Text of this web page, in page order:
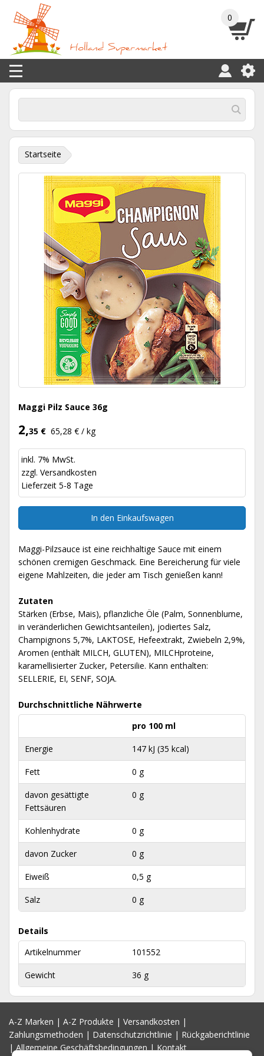
0
Startseite
Maggi Pilz Sauce 36g
2,35 € 65,28 € / kg
inkl. 7% MwSt.
zzgl. Versandkosten
Lieferzeit 5-8 Tage
In den Einkaufswagen
Maggi-Pilzsauce ist eine reichhaltige Sauce mit einem
schönen cremigen Geschmack. Eine Bereicherung für viele
eigene Mahlzeiten, die jeder am Tisch genießen kann!
Zutaten
Stärken (Erbse, Mais), pflanzliche Öle (Palm, Sonnenblume,
in veränderlichen Gewichtsanteilen), jodiertes Salz,
Champignons 5,7%, LAKTOSE, Hefeextrakt, Zwiebeln 2,9%,
Aromen (enthält MILCH, GLUTEN), MILCHproteine,
karamellisierter Zucker, Petersilie. Kann enthalten:
SELLERIE, EI, SENF, SOJA.
Durchschnittliche Nährwerte
pro 100 ml
Energie 147 kJ (35 kcal)
Fett 0 g
davon gesättigte
Fettsäuren
0 g
Kohlenhydrate 0 g
davon Zucker 0 g
Eiweiß 0,5 g
Salz 0 g
Details
Artikelnummer
101552
Gewicht 36 g
A-Z Marken | A-Z Produkte | Versandkosten |
Zahlungsmethoden | Datenschutzrichtlinie | Rückgaberichtlinie
|Allgemeine Geschäftsbedingungen|Kontakt